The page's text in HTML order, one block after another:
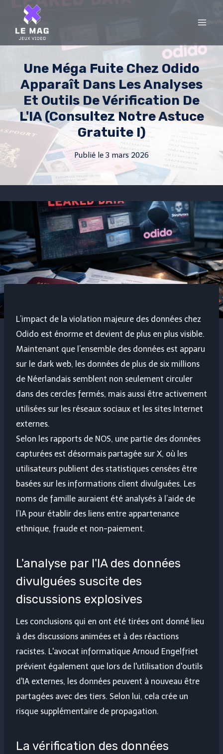
content
Une Méga Fuite Chez Odido
Apparaît Dans Les Analyses
Et Outils De Vérification De
L'IA (consultez Notre Astuce
Gratuite !)
Publié le 3 mars 2026
L’impact de la violation majeure des données chez
Odido est énorme et devient de plus en plus visible.
Maintenant que l’ensemble des données est apparu
sur le dark web, les données de plus de six millions
de Néerlandais semblent non seulement circuler
dans des cercles fermés, mais aussi être activement
utilisées sur les réseaux sociaux et les sites Internet
externes.
Selon les rapports de NOS, une partie des données
capturées est désormais partagée sur X, où les
utilisateurs publient des statistiques censées être
basées sur les informations client divulguées. Les
noms de famille auraient été analysés à l’aide de
l’IA pour établir des liens entre appartenance
ethnique, fraude et non-paiement.
L'analyse par l'IA des données
divulguées suscite des
discussions explosives
Les conclusions qui en ont été tirées ont donné lieu
à des discussions animées et à des réactions
racistes. L'avocat informatique Arnoud Engelfriet
prévient également que lors de l'utilisation d'outils
d'IA externes, les données peuvent à nouveau être
partagées avec des tiers. Selon lui, cela crée un
risque supplémentaire de propagation.
La vérification des données